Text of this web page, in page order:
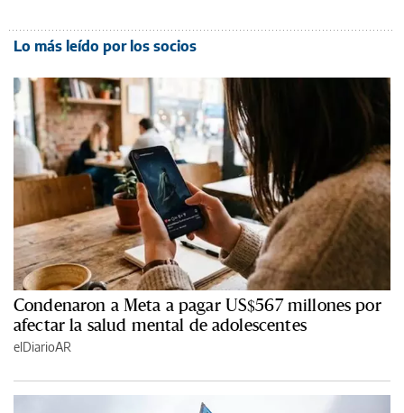
Lo más leído por los socios
Condenaron a Meta a pagar US$567 millones por
afectar la salud mental de adolescentes
elDiarioAR